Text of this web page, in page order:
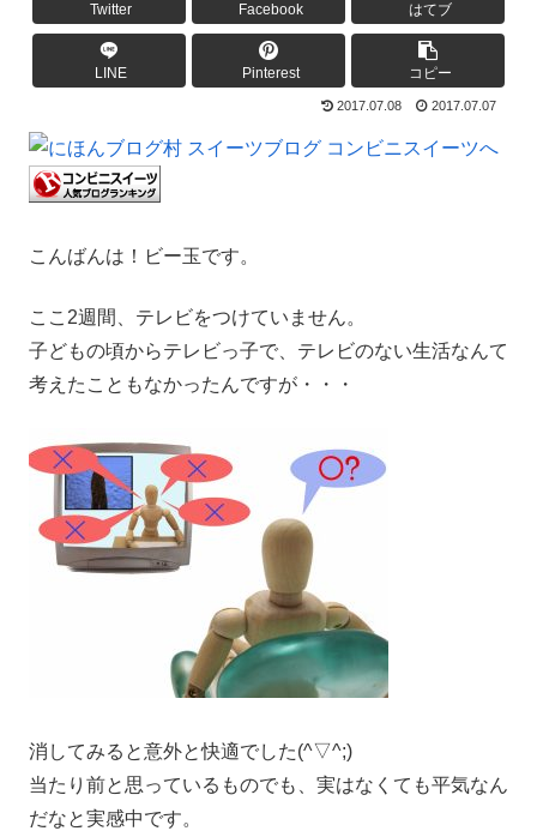
Twitter Facebook はてブ
LINE Pinterest コピー
2017.07.08 2017.07.07
こんばんは！ビー玉です。
ここ2週間、テレビをつけていません。
子どもの頃からテレビっ子で、テレビのない生活なんて
考えたこともなかったんですが・・・
消してみると意外と快適でした(^▽^;)
当たり前と思っているものでも、実はなくても平気なん
だなと実感中です。